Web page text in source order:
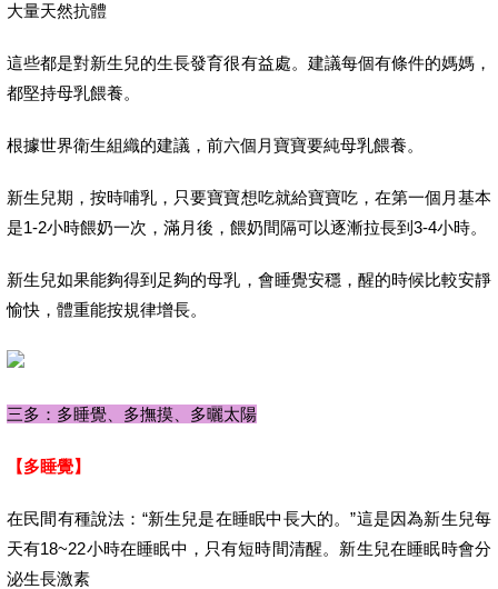
大量天然抗體
這些都是對新生兒的生長發育很有益處。建議每個有條件的媽媽，
都堅持母乳餵養。
根據世界衛生組織的建議，前六個月寶寶要純母乳餵養。
新生兒期，按時哺乳，只要寶寶想吃就給寶寶吃，在第一個月基本
是1-2小時餵奶一次，滿月後，餵奶間隔可以逐漸拉長到3-4小時。
新生兒如果能夠得到足夠的母乳，會睡覺安穩，醒的時候比較安靜
愉快，體重能按規律增長。
三多：多睡覺、多撫摸、多曬太陽
【多睡覺】
在民間有種說法：“新生兒是在睡眠中長大的。”這是因為新生兒每
天有18~22小時在睡眠中，只有短時間清醒。新生兒在睡眠時會分
泌生長激素